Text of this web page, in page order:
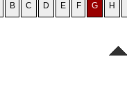
B C D E F G H